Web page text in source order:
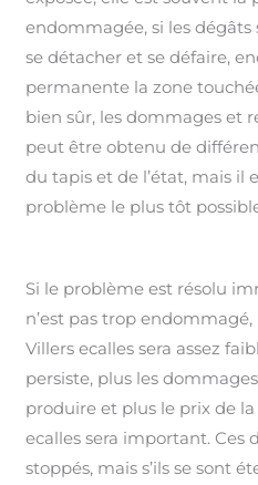
endommagée, si les
se détacher et se défaire,
permanente la zone
bien sûr, les dommages et
peut être obtenu de
du tapis et de l’état, mais il
problème le plus tôt
Si le problème est résolu
n’est pas trop
Villers ecalles sera assez
persiste, plus les
produire et plus le prix de
ecalles sera important.
stoppés, mais s’ils se sont